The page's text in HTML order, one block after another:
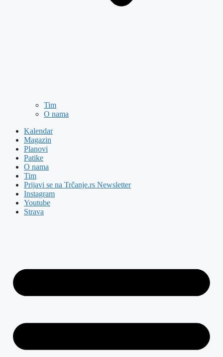
Tim
O nama
Kalendar
Magazin
Planovi
Patike
O nama
Tim
Prijavi se na Trčanje.rs Newsletter
Instagram
Youtube
Strava